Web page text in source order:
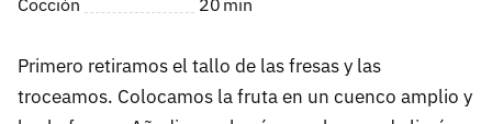
Cocción 20 min
Primero retiramos el tallo de las fresas y las
troceamos. Colocamos la fruta en un cuenco amplio y